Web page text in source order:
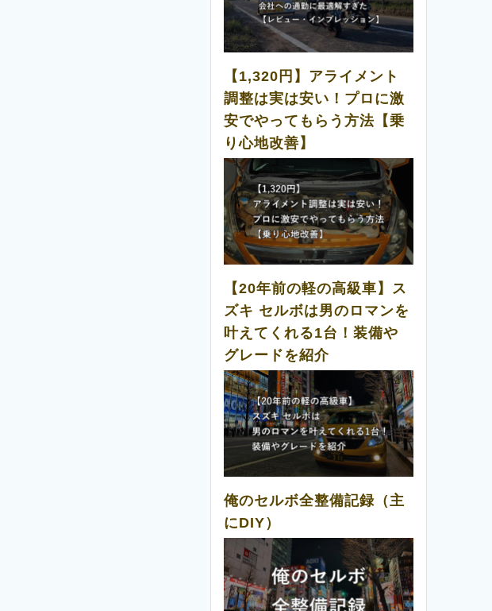
【1,320円】アライメント
調整は実は安い！プロに激
安でやってもらう方法【乗
り心地改善】
【20年前の軽の高級車】ス
ズキ セルボは男のロマンを
叶えてくれる1台！装備や
グレードを紹介
俺のセルボ全整備記録（主
にDIY）